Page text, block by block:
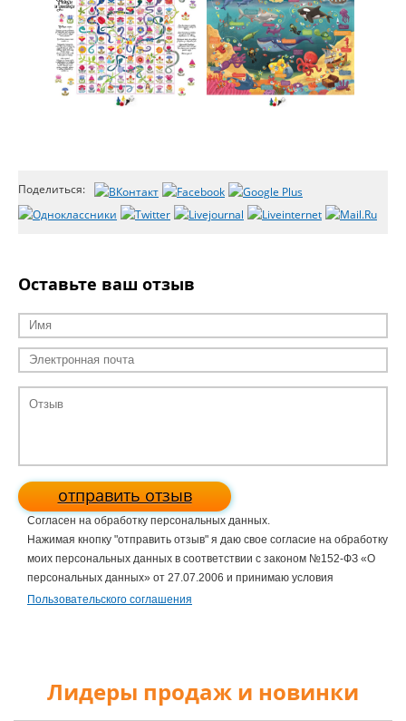
Поделиться:
Оставьте ваш отзыв
отправить отзыв
Согласен на обработку персональных данных.
Нажимая кнопку "отправить отзыв" я даю свое согласие на обработку
моих персональных данных в соответствии с законом №152-ФЗ «О
персональных данных» от 27.07.2006 и принимаю условия
Пользовательского соглашения
Лидеры продаж и новинки